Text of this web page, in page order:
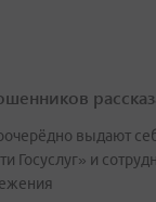
выдают
Госуслуг» и